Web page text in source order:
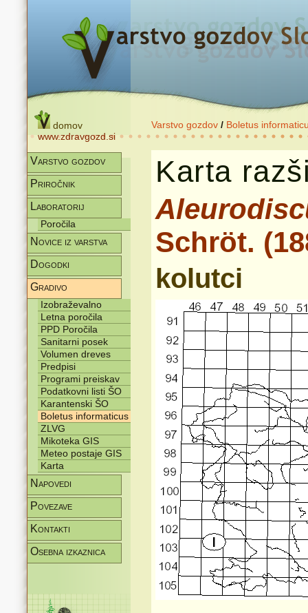
domov
www.zdravgozd.si
Varstvo gozdov / Boletus
Varstvo gozdov
Priročnik
Laboratorij
Poročila
Novice iz varstva
Dogodki
Gradivo
Izobraževalno
Letna poročila
PPD Poročila
Sanitarni posek
Volumen dreves
Predpisi
Programi preiskav
Podatkovni listi ŠO
Karantenski ŠO
Boletus informaticus
ZLVG
Mikoteka GIS
Meteo postaje GIS
Karta
Napovedi
Povezave
Kontakti
Osebna izkaznica
Karta
Schröt.
kolutci